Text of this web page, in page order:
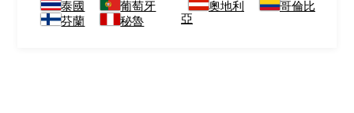
泰國
葡萄牙
芬蘭
秘魯
奧地利
哥倫比
亞